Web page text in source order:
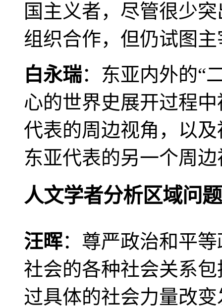
国主义者，尽管很少
组织合作，但仍试图
白永瑞：东亚内外的“
心的世界史展开过程
代表的周边视角，以
东亚代表的另一个周
人文学者分析区域问题
汪晖：尊严政治和平
社会的各种社会关系
过具体的社会力量改